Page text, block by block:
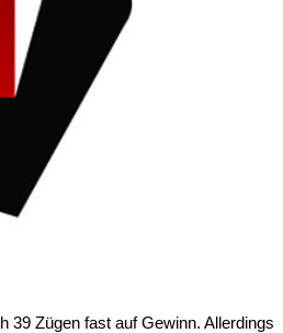
39 Zügen fast auf Gewinn. Allerdings